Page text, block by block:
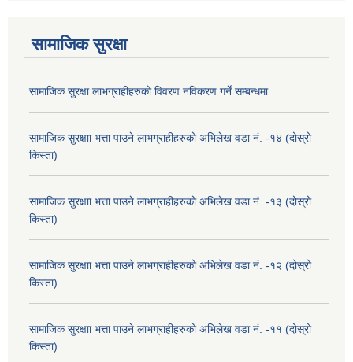
सामाजिक सुरक्षा
सामाजिक सुरक्षा लाभग्राहीहरुको विवरण नविकरण गर्ने सम्बन्धमा
सामाजिक सुरक्षाा भत्ता पाउने लाभग्राहीहरुको अभिलेख वडा नं. -१४ (दोस्रो
किस्ता)
सामाजिक सुरक्षाा भत्ता पाउने लाभग्राहीहरुको अभिलेख वडा नं. -१३ (दोस्रो
किस्ता)
सामाजिक सुरक्षाा भत्ता पाउने लाभग्राहीहरुको अभिलेख वडा नं. -१२ (दोस्रो
किस्ता)
सामाजिक सुरक्षाा भत्ता पाउने लाभग्राहीहरुको अभिलेख वडा नं. -११ (दोस्रो
किस्ता)